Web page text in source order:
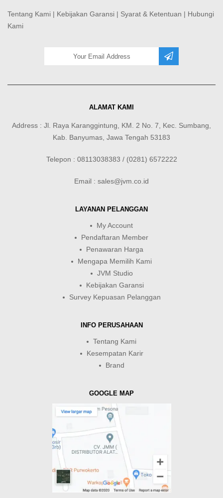
Tentang Kami | Kebijakan Garansi | Syarat & Ketentuan | Hubungi
Kami
ALAMAT KAMI
Address : Jl. Raya Karanggintung, KM. 2 No. 7, Kec. Sumbang,
Kab. Banyumas, Jawa Tengah 53183
Telepon : 08113038383 / (0281) 6572222
Email : sales@jvm.co.id
LAYANAN PELANGGAN
My Account
Pendaftaran Member
Penawaran Harga
Mengapa Memilih Kami
JVM Studio
Kebijakan Garansi
Survey Kepuasan Pelanggan
INFO PERUSAHAAN
Tentang Kami
Kesempatan Karir
Brand
GOOGLE MAP